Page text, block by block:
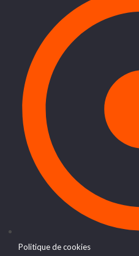
Politique de cookies